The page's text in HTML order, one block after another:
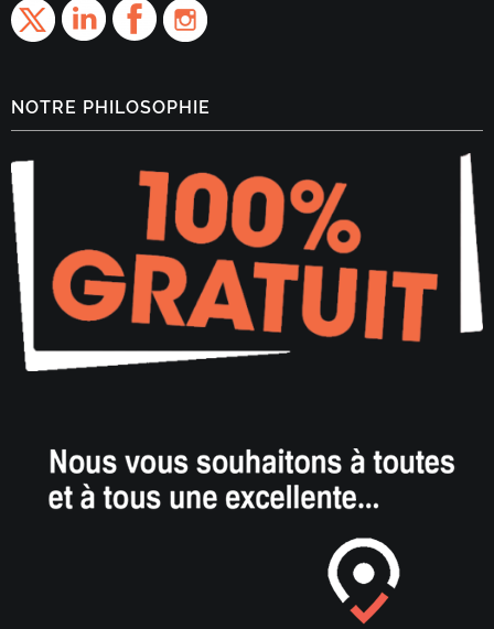
NOTRE PHILOSOPHIE